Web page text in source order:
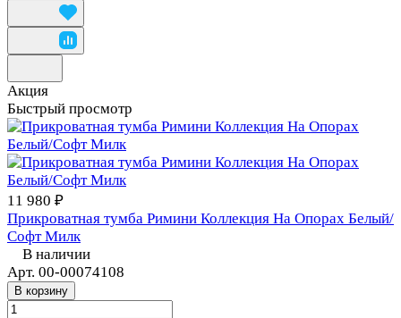
Акция
Быстрый просмотр
11 980 ₽
Прикроватная тумба Римини Коллекция На Опорах Белый/
Софт Милк
В наличии
Арт. 00-00074108
В корзину